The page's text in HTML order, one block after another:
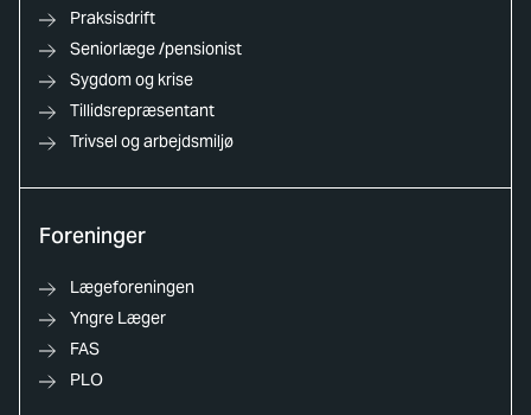
Praksisdrift
Seniorlæge /pensionist
Sygdom og krise
Tillidsrepræsentant
Trivsel og arbejdsmiljø
Foreninger
Lægeforeningen
Yngre Læger
FAS
PLO